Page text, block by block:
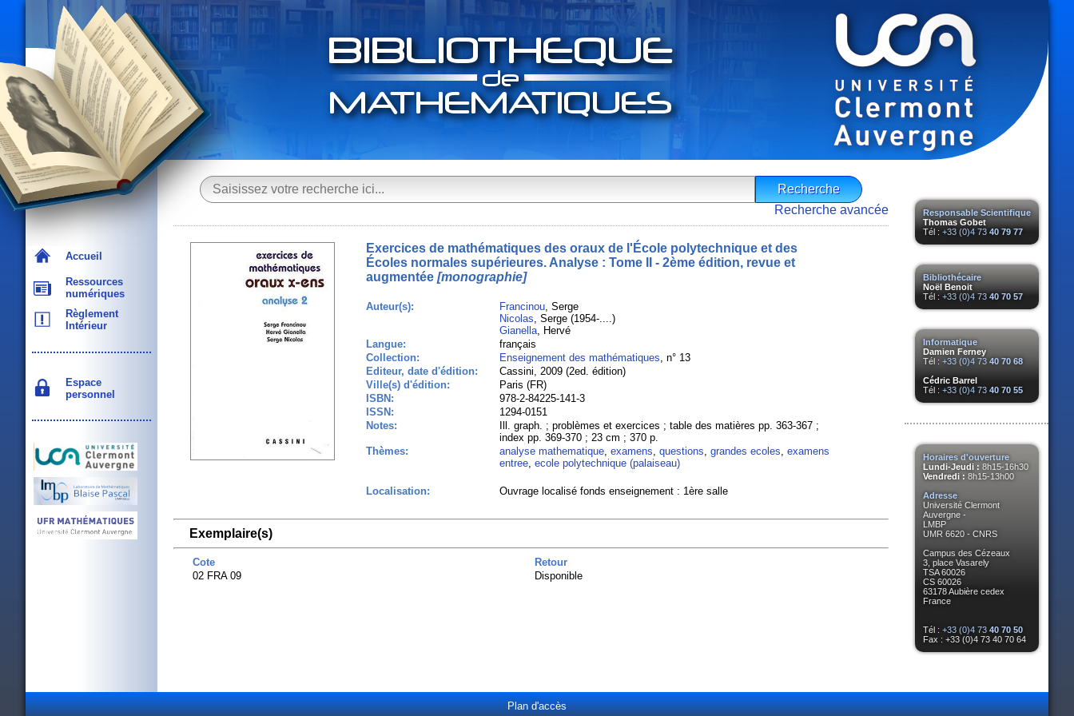
Accueil
Ressources
numériques
Règlement
Intérieur
Espace
personnel
Responsable Scientifique
Thomas Gobet
Tél : +33 (0)4 73 40 79 77
Bibliothécaire
Noël Benoit
Tél : +33 (0)4 73 40 70 57
Informatique
Damien Ferney
Tél : +33 (0)4 73 40 70 68
Cédric Barrel
Tél : +33 (0)4 73 40 70 55
Horaires d'ouverture
Lundi-Jeudi : 8h15-16h30
Vendredi : 8h15-13h00
Adresse
Université Clermont
Auvergne -
LMBP
UMR 6620 - CNRS
Campus des Cézeaux
3, place Vasarely
TSA 60026
CS 60026
63178 Aubière cedex
France
Tél : +33 (0)4 73 40 70 50
Fax : +33 (0)4 73 40 70 64
Recherche avancée
Exercices de mathématiques des oraux de l'École polytechnique et des
Écoles normales supérieures. Analyse : Tome II - 2ème édition, revue et
augmentée[monographie]
Auteur(s): Francinou, Serge
Nicolas, Serge (1954-....)
Gianella, Hervé
Langue:
français
Collection:
Enseignement des mathématiques, n° 13
Editeur, date d'édition:
Cassini, 2009 (2ed. édition)
Ville(s) d'édition:
Paris (FR)
ISBN:
978-2-84225-141-3
ISSN:
1294-0151
Notes:
Ill. graph. ; problèmes et exercices ; table des matières pp. 363-367 ;
index pp. 369-370 ; 23 cm ; 370 p.
Thèmes:
analyse mathematique, examens, questions, grandes ecoles, examens
entree, ecole polytechnique (palaiseau)
Localisation: Ouvrage localisé fonds enseignement : 1ère salle
Exemplaire(s)
Cote
Retour
02 FRA 09
Disponible
Plan d'accès